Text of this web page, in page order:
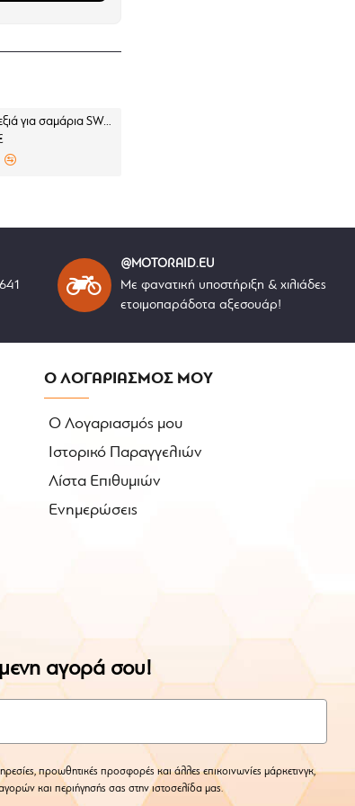
RACK
Βάση δεξιά για σαμάρια SW-Motech V-LOC BMW F 450 GS (για BMW σχάρα)
@MOTORAID.EU
Με φανατική υποστήριξη & χιλιάδες
ετοιμοπαράδοτα αξεσουάρ!
Ο ΛΟΓΑΡΙΑΣΜΟΣ ΜΟΥ
Ο Λογαριασμός μου
Ιστορικό Παραγγελιών
Λίστα Επιθυμιών
Ενημερώσεις
αγορά σου!
προωθητικές προσφορές και άλλες επικοινωνίες μάρκετινγκ,
και περιήγησής σας στην ιστοσελίδα μας.